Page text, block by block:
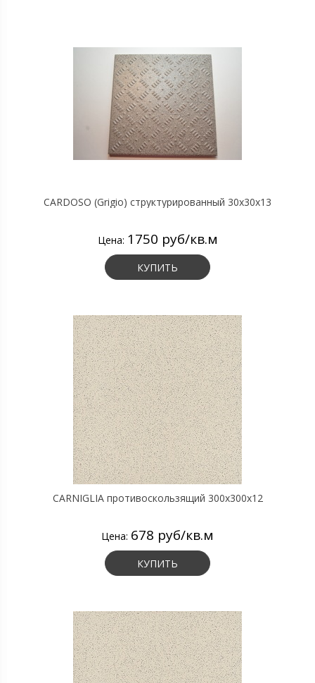
CARDOSO (Grigio) структурированный 30х30х13
Цена: 1750 руб/кв.м
КУПИТЬ
CARNIGLIA противоскользящий 300х300х12
Цена: 678 руб/кв.м
КУПИТЬ